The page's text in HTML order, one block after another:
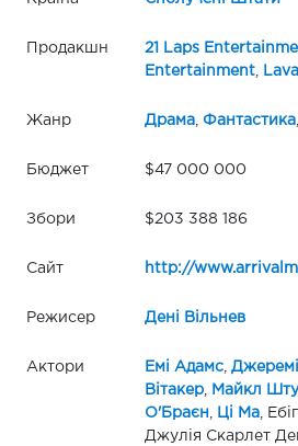
Продакшн 21 Laps
Entertainment,
Жанр Драма, Фантастика,
Бюджет $47 000 000
Збори $203 388 186
Сайт http://
Режисер Дені Вільнев
Актори Емі Адамс,
Вітакер, Майкл
О'Браєн
Ці Ма,
Джулія Скарлет